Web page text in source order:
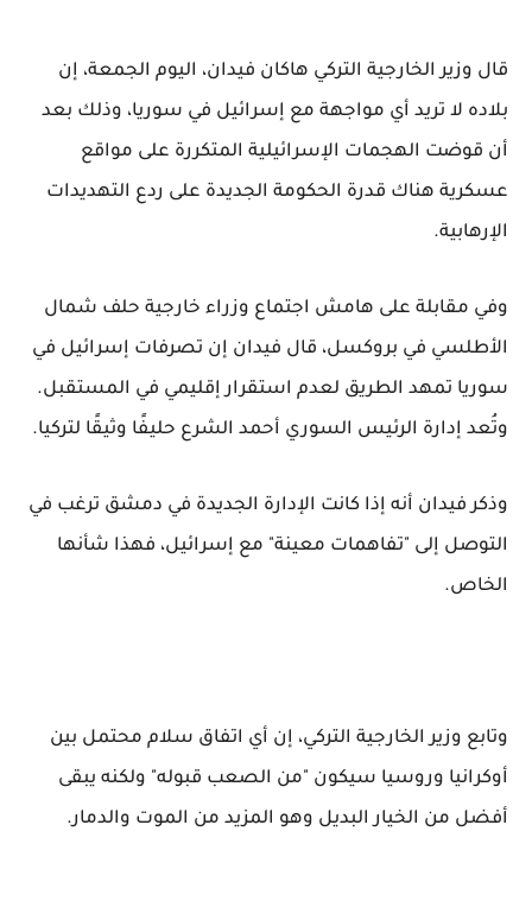
قال وزير الخارجية التركي هاكان فيدان، اليوم الجمعة، إن
بلاده لا تريد أي مواجهة مع إسرائيل في سوريا، وذلك بعد
أن قوضت الهجمات الإسرائيلية المتكررة على مواقع
عسكرية هناك قدرة الحكومة الجديدة على ردع التهديدات
الإرهابية.
وفي مقابلة على هامش اجتماع وزراء خارجية حلف شمال
الأطلسي في بروكسل، قال فيدان إن تصرفات إسرائيل في
سوريا تمهد الطريق لعدم استقرار إقليمي في المستقبل.
وتُعد إدارة الرئيس السوري أحمد الشرع حليفًا وثيقًا لتركيا.
وذكر فيدان أنه إذا كانت الإدارة الجديدة في دمشق ترغب في
التوصل إلى "تفاهمات معينة" مع إسرائيل، فهذا شأنها
الخاص.
وتابع وزير الخارجية التركي، إن أي اتفاق سلام محتمل بين
أوكرانيا وروسيا سيكون "من الصعب قبوله" ولكنه يبقى
أفضل من الخيار البديل وهو المزيد من الموت والدمار.